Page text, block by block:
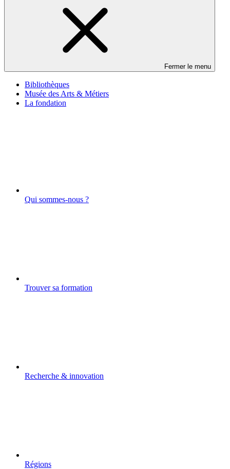
Fermer le menu
Bibliothèques
Musée des Arts & Métiers
La fondation
Qui sommes-nous ?
Trouver sa formation
Recherche & innovation
Régions